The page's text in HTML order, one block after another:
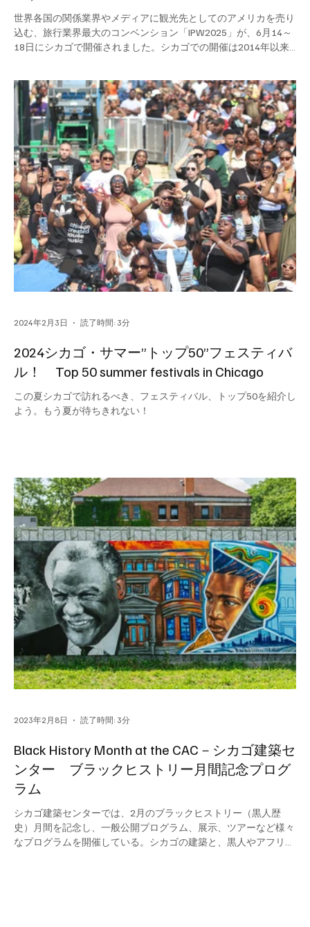
世界各国の関係業界やメディアに観光先としてのアメリカを売り
込む、旅行業界最大のコンベンション「IPW2025」が、6月14～
18日にシカゴで開催されました。シカゴでの開催は2014年以来
きました。 今回のIPWは、会場内での商談会だけでなく、リグレ
ーフィールド（シカゴ・カブスの本拠地球場）、フィールド自然
史博物館、ネイビーピア、ウェルスタワー展望デッキ、シカゴ川
建築ツアーなど、シカゴが誇る観光名所を舞台に様々な関連イベ
ントが催されました。その参加ご報告とイベント告知第一弾をお
届けします。
2024シカゴ・サマー”トップ50”フェスティバ
ル！ Top 50 summer festivals in Chicago
この夏シカゴで訪れるべき、フェスティバル、トップ50を紹介し
よう。もう夏が待ちきれない！
2024年2月3日 読了時間: 3分
Black History Month at the CAC－シカゴ建築セ
ンター ブラックヒストリー月間記念プログ
ラム
シカゴ建築センターでは、2月のブラックヒストリー（黒人歴
史）月間を記念し、一般公開プログラム、展示、ツアーなど様々
なプログラムを開催している。シカゴの建築と、黒人やアフリカ
2023年2月8日 読了時間: 3分